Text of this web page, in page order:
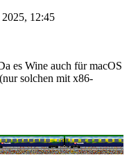
12:45
es Wine auch für macOS
solchen mit x86-